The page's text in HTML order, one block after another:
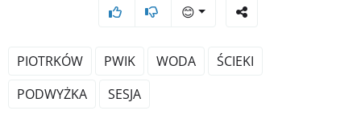
😊
PIOTRKÓW PWIK WODA
ŚCIEKI
PODWYŻKA
SESJA